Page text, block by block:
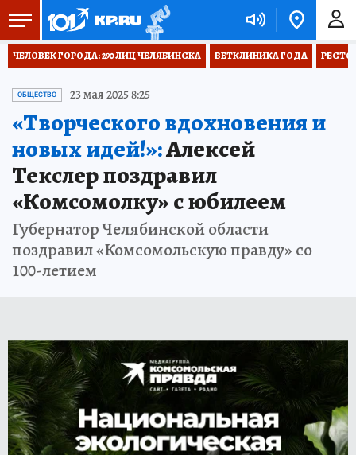
ЧЕЛОВЕК ГОРОДА: 290 ЛИЦ ЧЕЛЯБИНСКА ВЕТКЛИНИКА ГОДА
ОБЩЕСТВО 23 мая 2025 8:25
«Творческого вдохновения и
новых идей!»:Алексей
Текслер поздравил
«Комсомолку» с юбилеем
Губернатор Челябинской области
поздравил «Комсомольскую правду» со
100-летием